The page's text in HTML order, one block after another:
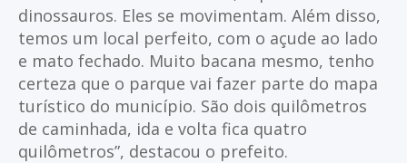
dinossauros. Eles se movimentam. Além disso,
temos um local perfeito, com o açude ao lado
e mato fechado. Muito bacana mesmo, tenho
certeza que o parque vai fazer parte do mapa
turístico do município. São dois quilômetros
de caminhada, ida e volta fica quatro
quilômetros”, destacou o prefeito.